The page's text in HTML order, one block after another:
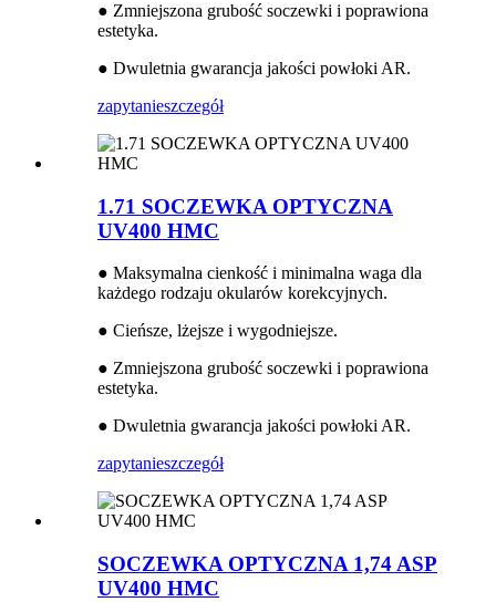
● Zmniejszona grubość soczewki i poprawiona
estetyka.
● Dwuletnia gwarancja jakości powłoki AR.
zapytanieszczegół
1.71 SOCZEWKA OPTYCZNA
UV400 HMC
● Maksymalna cienkość i minimalna waga dla
każdego rodzaju okularów korekcyjnych.
● Cieńsze, lżejsze i wygodniejsze.
● Zmniejszona grubość soczewki i poprawiona
estetyka.
● Dwuletnia gwarancja jakości powłoki AR.
zapytanieszczegół
SOCZEWKA OPTYCZNA 1,74 ASP
UV400 HMC